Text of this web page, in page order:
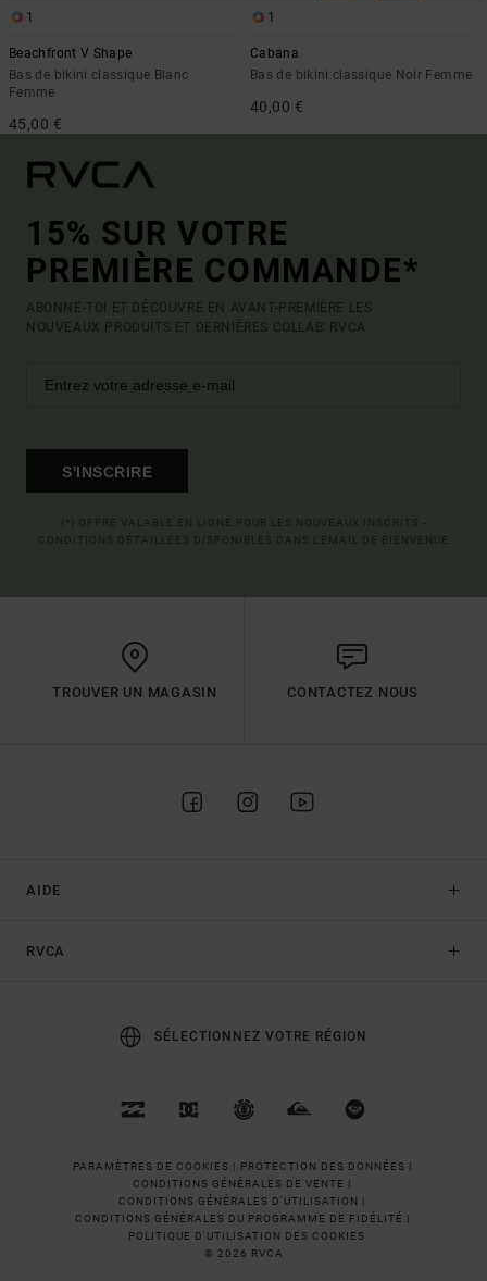
1
Beachfront V Shape
Bas de bikini classique Blanc
Femme
45,00 €
1
Cabana
Bas de bikini classique Noir Femme
40,00 €
15% SUR VOTRE
PREMIÈRE COMMANDE*
ABONNE-TOI ET DÉCOUVRE EN AVANT-PREMIÈRE LES
NOUVEAUX PRODUITS ET DERNIÈRES COLLAB' RVCA.
S'INSCRIRE
TROUVER UN MAGASIN CONTACTEZ NOUS
AIDE
RVCA
SÉLECTIONNEZ VOTRE RÉGION
PARAMÈTRES DE COOKIES | PROTECTION DES DONNÉES |
CONDITIONS GÉNÉRALES DE VENTE |
CONDITIONS GÉNÉRALES D'UTILISATION |
CONDITIONS GÉNÉRALES DU PROGRAMME DE FIDÉLITÉ |
POLITIQUE D'UTILISATION DES COOKIES
© 2026 RVCA